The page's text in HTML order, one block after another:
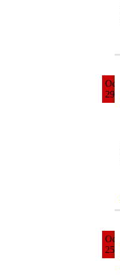
Oct
29
Oct
25